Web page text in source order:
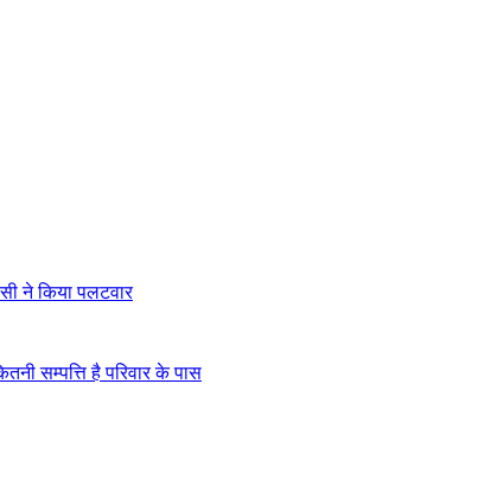
ने किया पलटवार
सम्पत्ति है परिवार के पास